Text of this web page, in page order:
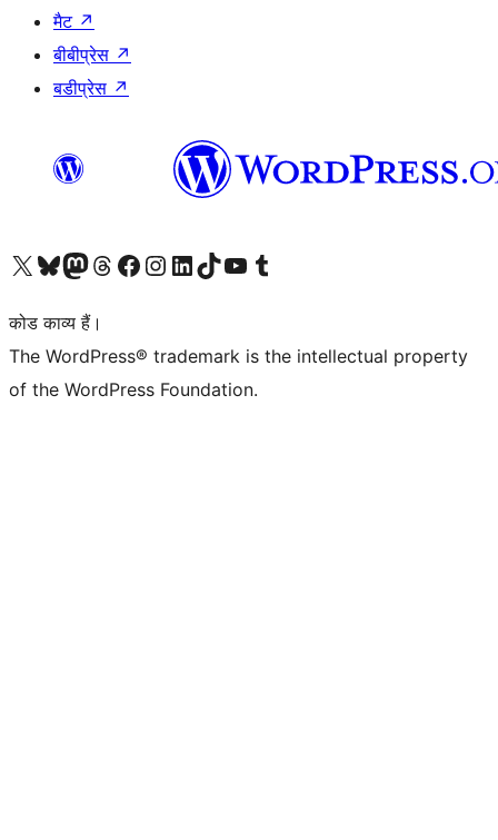
मैट ↗
बीबीप्रेस ↗
बडीप्रेस ↗
Visit our X (formerly Twitter) account
हमारे बलुस्की खाते पर जाएँVisit our Mastodon account
हमारे थ्रेड्स अकाउंट पर जाएंहमारे फेसबुक पेज पर जाएँहमारे इंस्टाग्राम अकाउंट पर जाएंहमारे लिंक्डइन खाते पर जाएँहमारे टिकटॉक खाते पर जाएँहमारे यूट्यूब चैनल पर जाएंहमारे Tumblr खाते पर जाएँ
कोड काव्य हैं।
The WordPress® trademark is the intellectual property
of the WordPress Foundation.